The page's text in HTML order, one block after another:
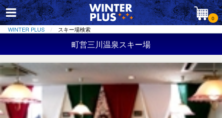
0
WINTER PLUS スキー場検索
町営三川温泉スキー場